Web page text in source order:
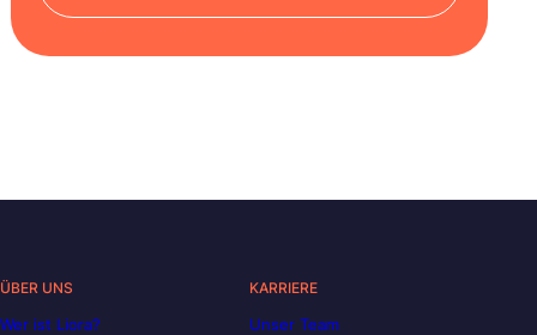
ÜBER UNS
Wer ist Liora?
KARRIERE
Unser Team